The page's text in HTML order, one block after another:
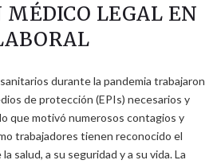
MÉDICO LEGAL EN
durante la pandemia trabajaron
de protección (EPIs) necesarios y
que motivó numerosos contagios y
trabajadores tienen reconocido el
salud, a su seguridad y a su vida. La